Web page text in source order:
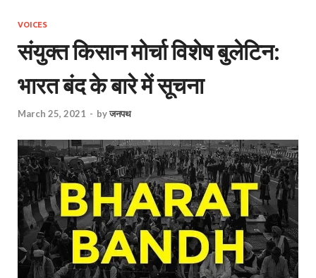
VOICES
संयुक्त किसान मोर्चा विशेष बुलेटिन:
भारत बंद के बारे में सूचना
March 25, 2021 - byजनपथ